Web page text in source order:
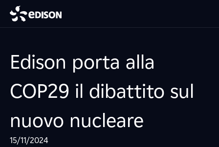
Edison porta alla
COP29 il dibattito sul
nuovo nucleare
15/11/2024